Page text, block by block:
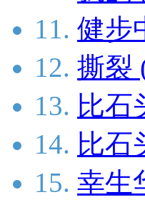
11. 健步
12. 撕裂
13. 比石
14. 比石
15. 幸生